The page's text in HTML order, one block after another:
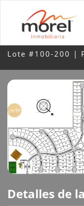
Lote #100-200 |
Detalles de